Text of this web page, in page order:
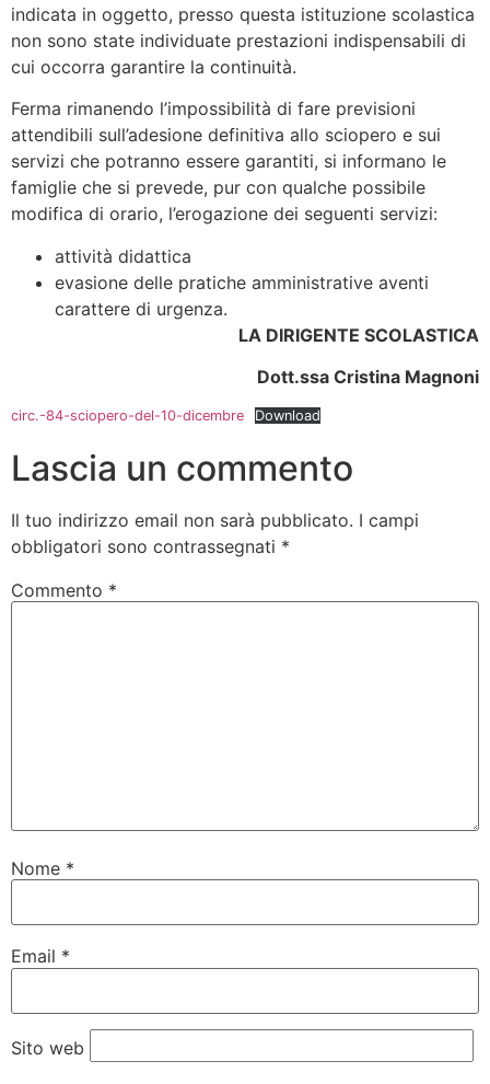
indicata in oggetto, presso questa istituzione scolastica
non sono state individuate prestazioni indispensabili di
cui occorra garantire la continuità.
Ferma rimanendo l’impossibilità di fare previsioni
attendibili sull’adesione definitiva allo sciopero e sui
servizi che potranno essere garantiti, si informano le
famiglie che si prevede, pur con qualche possibile
modifica di orario, l’erogazione dei seguenti servizi:
attività didattica
evasione delle pratiche amministrative aventi
carattere di urgenza.
LA DIRIGENTE SCOLASTICA
Dott.ssa Cristina Magnoni
circ.-84-sciopero-del-10-dicembre Download
Lascia un commento
Il tuo indirizzo email non sarà pubblicato. I campi
obbligatori sono contrassegnati *
Commento *
Nome *
Email *
Sito web